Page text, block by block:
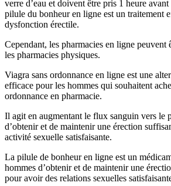
verre d’eau et doivent être pris 1 heure
pilule du bonheur en ligne est un traitement
dysfonction érectile.
Cependant, les pharmacies en ligne peuvent
les pharmacies physiques.
Viagra sans ordonnance en ligne est une
efficace pour les hommes qui souhaitent
ordonnance en pharmacie.
Il agit en augmentant le flux sanguin vers le
d’obtenir et de maintenir une érection
activité sexuelle satisfaisante.
La pilule de bonheur en ligne est un
hommes d’obtenir et de maintenir une
pour avoir des relations sexuelles